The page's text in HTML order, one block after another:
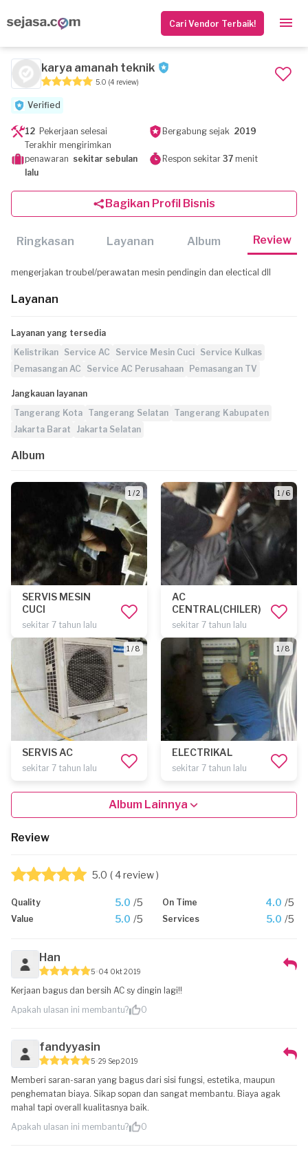
Cari Vendor Terbaik!
karya amanah teknik
5.0 (4 review)
Verified
12 Pekerjaan selesai Bergabung sejak 2019
Terakhir mengirimkan
penawaran sekitar sebulan
lalu
Respon sekitar 37menit
Bagikan Profil Bisnis
Ringkasan Layanan Album Review
mengerjakan troubel/perawatan mesin pendingin dan electical dll
Layanan
Layanan yang tersedia
Kelistrikan Service AC Service Mesin Cuci Service Kulkas
Pemasangan AC
Service AC Perusahaan Pemasangan TV
Jangkauan layanan
Tangerang Kota Tangerang Selatan Tangerang Kabupaten
Jakarta Barat
Jakarta Selatan
Album
1 / 2
SERVIS MESIN
CUCI
sekitar 7 tahun lalu
1 / 6
AC
CENTRAL(CHILER)
sekitar 7 tahun lalu
1 / 8
SERVIS AC
sekitar 7 tahun lalu
1 / 8
ELECTRIKAL
sekitar 7 tahun lalu
Album Lainnya
Review
5.0 ( 4 review )
Quality 5.0 /5 On Time 4.0 /5
Value 5.0 /5 Services 5.0 /5
Han
5 04 Okt 2019
Kerjaan bagus dan bersih AC sy dingin lagi!!
Apakah ulasan ini membantu?
0
fandyyasin
5 29 Sep 2019
Memberi saran-saran yang bagus dari sisi fungsi, estetika, maupun
penghematan biaya. Sikap sopan dan sangat membantu. Biaya agak
mahal tapi overall kualitasnya baik.
Apakah ulasan ini membantu?
0